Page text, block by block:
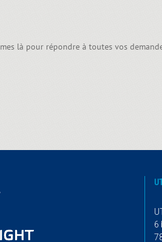
là pour répondre à toutes vos
6